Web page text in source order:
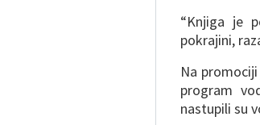
“Knjiga je
pokrajini,
Na
program
nastupili su